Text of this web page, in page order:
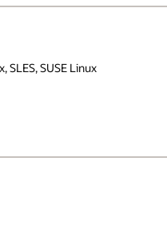
SLES, SUSE Linux